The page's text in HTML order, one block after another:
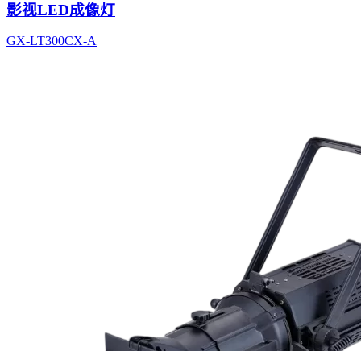
影视LED成像灯
GX-LT300CX-A